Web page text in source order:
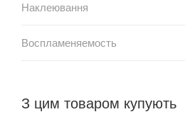
Наклеювання
Воспламеняемость
З цим товаром купують